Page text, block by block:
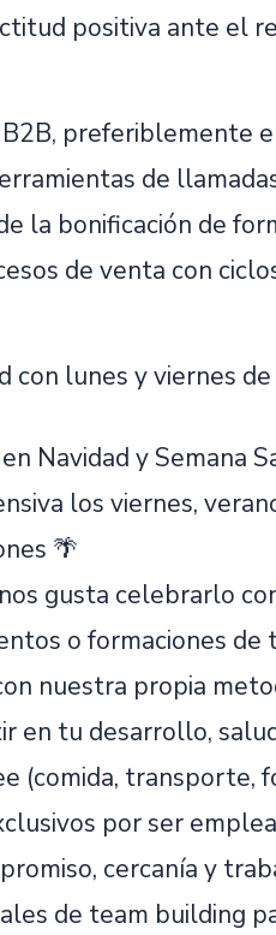
positiva ante el
preferiblemente
de
la bonificación de
de venta con
con lunes y viernes
Navidad y Semana
los viernes,
🌴
gusta celebrarlo
o formaciones de
nuestra propia
en tu desarrollo,
(comida, transporte,
por ser
cercanía y
de team building